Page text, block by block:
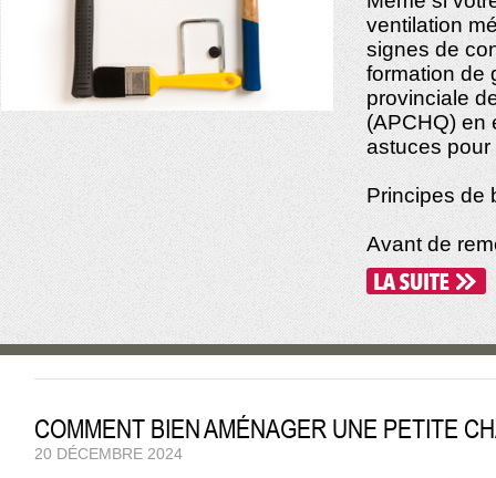
ventilation
signes de
formation de
provinciale
(APCHQ) en
astuces pour
Principes de
Avant de
COMMENT BIEN AMÉNAGER UNE PETITE
20 DÉCEMBRE 2024